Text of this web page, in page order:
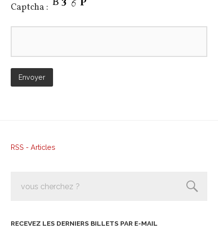
Captcha :
RSS - Articles
RECEVEZ LES DERNIERS BILLETS PAR E-MAIL